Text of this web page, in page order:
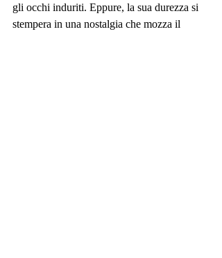
gli occhi induriti. Eppure, la sua durezza si
stempera in una nostalgia che mozza il